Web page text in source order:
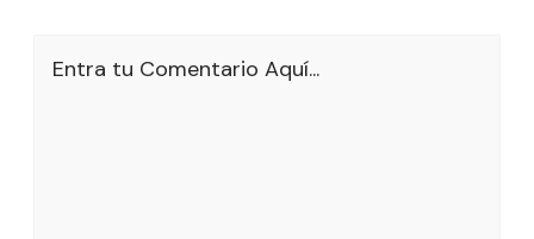
Entra tu Comentario Aquí...